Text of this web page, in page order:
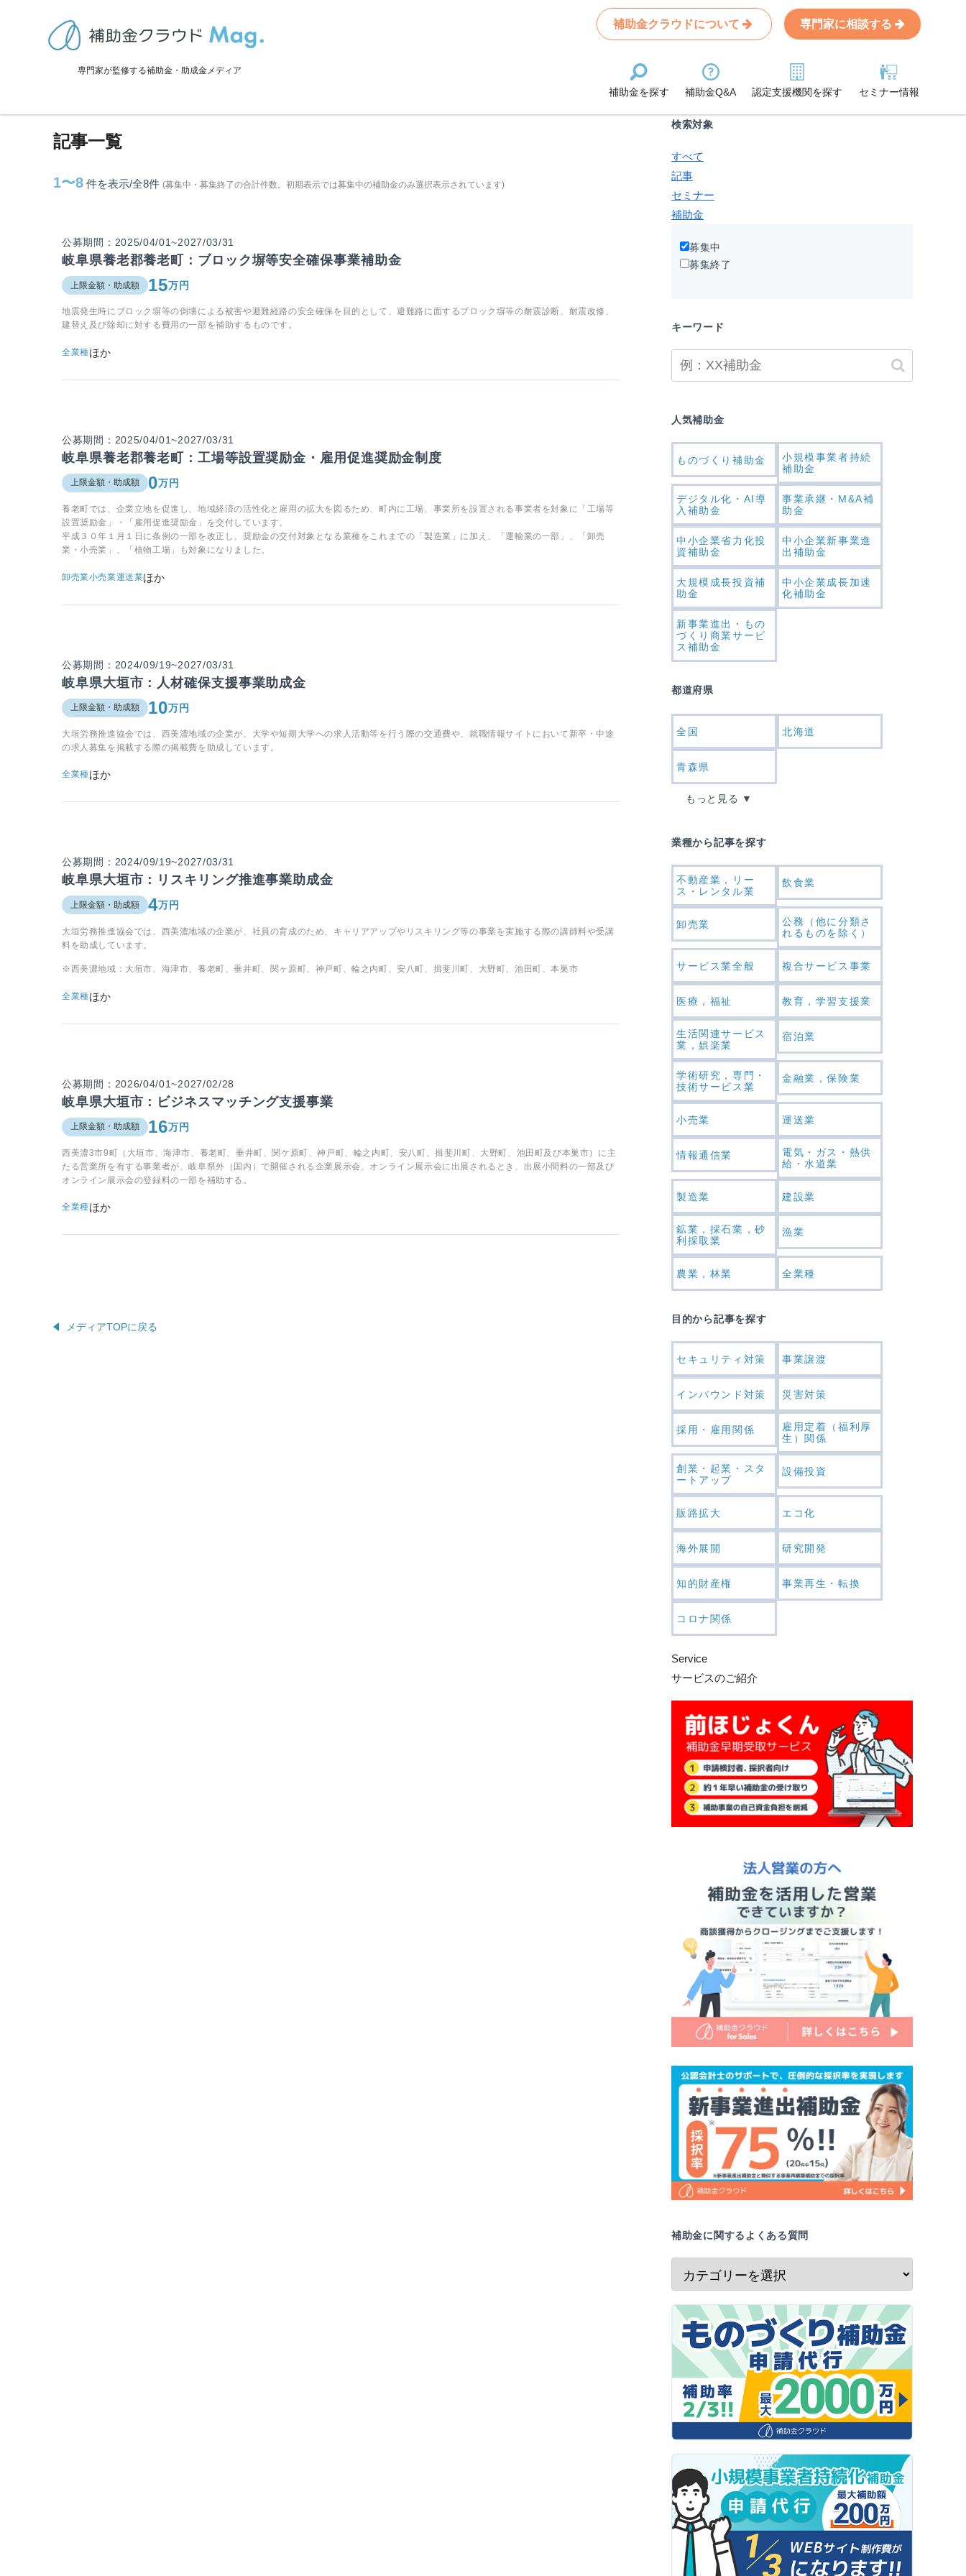
専門家が監修する補助金・助成金メディア
補助金クラウドについて 専門家に相談する
補助金を探す 補助金Q&A 認定支援機関を探す セミナー情報
>補助金・助成金詳細
養老町に関連する記事
記事一覧
1〜8 件を表示/全8件 (募集中・募集終了の合計件数。初期表示では募集中の補助金のみ選択表示されています)
公募期間：2025/04/01~2027/03/31
岐阜県養老郡養老町：ブロック塀等安全確保事業補助金
上限金額・助成額 15万円
地震発生時にブロック塀等の倒壊による被害や避難経路の安全確保を目的として、避難路に面するブロック塀等の耐震診断、耐震改修、
建替え及び除却に対する費用の一部を補助するものです。
全業種ほか
公募期間：2025/04/01~2027/03/31
岐阜県養老郡養老町：工場等設置奨励金・雇用促進奨励金制度
上限金額・助成額 0万円
養老町では、企業立地を促進し、地域経済の活性化と雇用の拡大を図るため、町内に工場、事業所を設置される事業者を対象に「工場等
設置奨励金」・「雇用促進奨励金」を交付しています。
平成３０年１月１日に条例の一部を改正し、奨励金の交付対象となる業種をこれまでの「製造業」に加え、「運輸業の一部」、「卸売
業・小売業」、「植物工場」も対象になりました。
卸売業小売業運送業ほか
公募期間：2024/09/19~2027/03/31
岐阜県大垣市：人材確保支援事業助成金
上限金額・助成額 10万円
大垣労務推進協会では、西美濃地域の企業が、大学や短期大学への求人活動等を行う際の交通費や、就職情報サイトにおいて新卒・中途
の求人募集を掲載する際の掲載費を助成しています。
全業種ほか
公募期間：2024/09/19~2027/03/31
岐阜県大垣市：リスキリング推進事業助成金
上限金額・助成額 4万円
大垣労務推進協会では、西美濃地域の企業が、社員の育成のため、キャリアアップやリスキリング等の事業を実施する際の講師料や受講
料を助成しています。
※西美濃地域：大垣市、海津市、養老町、垂井町、関ヶ原町、神戸町、輪之内町、安八町、揖斐川町、大野町、池田町、本巣市
全業種ほか
公募期間：2026/04/01~2027/02/28
岐阜県大垣市：ビジネスマッチング支援事業
上限金額・助成額 16万円
西美濃3市9町（大垣市、海津市、養老町、垂井町、関ケ原町、神戸町、輪之内町、安八町、揖斐川町、大野町、池田町及び本巣市）に主
たる営業所を有する事業者が、岐阜県外（国内）で開催される企業展示会、オンライン展示会に出展されるとき、出展小間料の一部及び
オンライン展示会の登録料の一部を補助する。
全業種ほか
メディアTOPに戻る
Search
条件から記事を探す
検索対象
すべて
記事
セミナー
補助金
募集中
募集終了
キーワード
人気補助金
ものづくり補助金
小規模事業者持続
補助金
デジタル化・AI導
入補助金
事業承継・M&A補
助金
中小企業省力化投
資補助金
中小企業新事業進
出補助金
大規模成長投資補
助金
中小企業成長加速
化補助金
新事業進出・もの
づくり商業サービ
ス補助金
都道府県
全国 北海道
青森県
もっと見る
業種から記事を探す
不動産業，リー
ス・レンタル業
飲食業
卸売業
公務（他に分類さ
れるものを除く）
サービス業全般 複合サービス事業
医療，福祉 教育，学習支援業
生活関連サービス
業，娯楽業
宿泊業
学術研究，専門・
技術サービス業
金融業，保険業
小売業 運送業
情報通信業
電気・ガス・熱供
給・水道業
製造業 建設業
鉱業，採石業，砂
利採取業
漁業
農業，林業 全業種
目的から記事を探す
セキュリティ対策 事業譲渡
インバウンド対策 災害対策
採用・雇用関係
雇用定着（福利厚
生）関係
創業・起業・スタ
ートアップ
設備投資
販路拡大 エコ化
海外展開 研究開発
知的財産権 事業再生・転換
コロナ関係
Service
サービスのご紹介
補助金に関するよくある質問